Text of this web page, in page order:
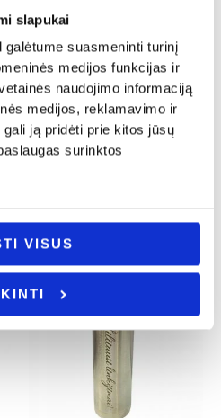
slapukai
suasmeninti turinį
medijos funkcijas ir
naudojimo informaciją
medijos, reklamavimo ir
ją pridėti prie kitos jūsų
surinktos
VISUS
Kalėdinės dovanos
Pakabinamas kalendorius „Namų
taisyklės”
15.00€